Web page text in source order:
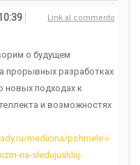
Link al commento
о будущем
прорывных разработках
новых подходах к
и возможностях
medicina/pohmele-i-
na-sledujushhij-